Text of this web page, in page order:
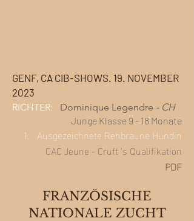
GENF, CA CIB-SHOWS. 19. NOVEMBER
2023
RICHTER: Dominique Legendre - CH
Junge Klasse 9 - 18 Monate
1. Ausgezeichnete Rehbraune Hündin
CAC Jeune - Cruft 's Qualifikation
PDF
FRANZÖSISCHE
NATIONALE ZUCHT